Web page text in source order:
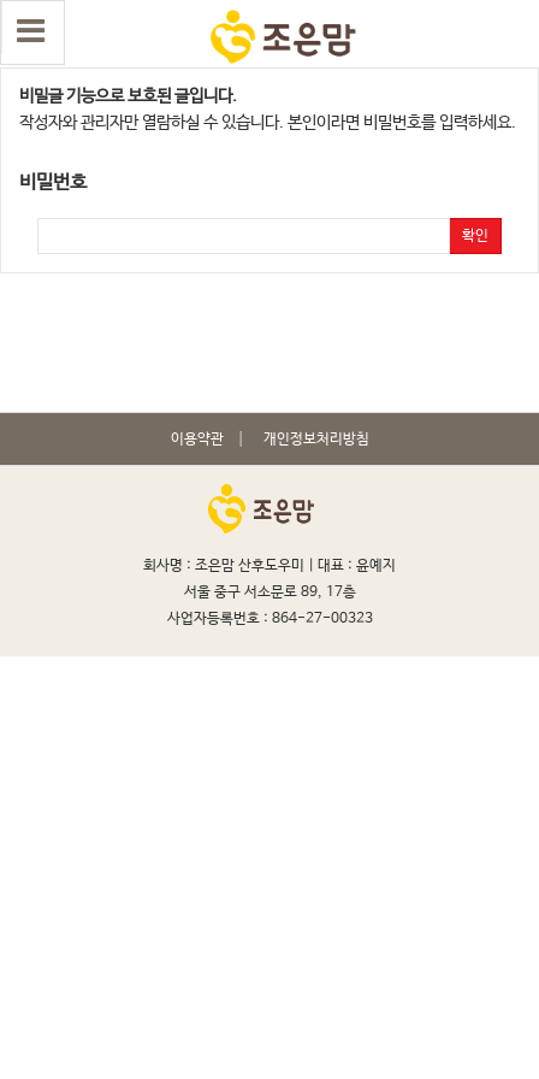
수원,오산지점
비밀글 기능으로 보호된 글입니다.
작성자와 관리자만 열람하실 수 있습니다. 본인이라면 비밀번호를 입력하세요.
비밀번호
확인
이용약관 개인정보처리방침
회사명 : 조은맘 산후도우미 | 대표 : 윤예지
서울 중구 서소문로 89, 17층
사업자등록번호 : 864-27-00323